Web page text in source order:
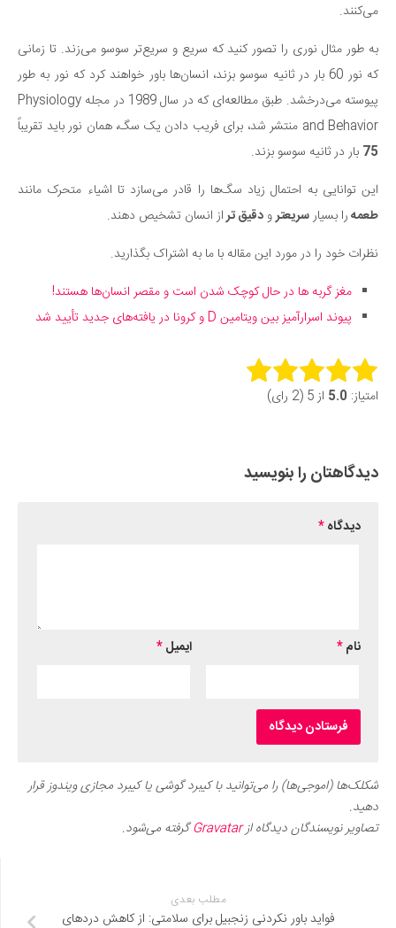
می‌کنند.
به طور مثال نوری را تصور کنید که سریع‌ و سریع‌تر سوسو می‌زند. تا زمانی
که نور 60 بار در ثانیه سوسو بزند، انسان‌ها باور خواهند کرد که نور به طور
پیوسته می‌درخشد. طبق مطالعه‌ای که در سال 1989 در مجله Physiology
and Behavior منتشر شد، برای فریب دادن یک سگ، همان نور باید تقریباً
75 بار در ثانیه سوسو بزند.
این توانایی به احتمال زیاد سگ‌ها را قادر می‌سازد تا اشیاء متحرک مانند
طعمهرا بسیارسریعترودقیق تراز انسان تشخیص دهند.
نظرات خود را در مورد این مقاله با ما به اشتراک بگذارید.
مغز گربه ها در حال کوچک شدن است و مقصر انسان‌ها هستند!
پیوند اسرارآمیز بین ویتامین D و کرونا در یافته‌های جدید تأیید شد
Rate this item:
امتیاز: 5.0 از 5 (2 رای)
دیدگاهتان را بنویسید
دیدگاه*
نام* ایمیل*
شکلک‌ها (اموجی‌ها) را می‌توانید با کیبرد گوشی یا کیبرد مجازی ویندوز قرار
دهید.
تصاویر نویسندگان دیدگاه ازGravatarگرفته می‌شود.
مطلب بعدی
فواید باور نکردنی زنجبیل برای سلامتی: از کاهش درد‌های